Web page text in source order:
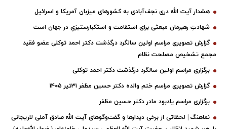
هشدار آیت الله دری نجف‌آبادی به کشورهای میزبان آمریکا و اسرائیل
شهادتِ رهبرمان مبعثی برای استقامت و استکبارستیزیِ در جهان است
گزارش تصویری مراسم اولین سالگرد درگذشت دکتر احمد توکلی عضو فقید
مجمع تشخیص مصلحت نظام
برگزاری مراسم اولین سالگرد درگذشت دکتر احمد توکلی
گزارش تصویری مراسم ختم والده دکتر حسین مظفر ۳۱تیر ۱۴۰۵
برگزاری مراسم یادبود مادر دکتر حسین مظفر
نماهنگ | لحظاتی از برخی دیدارها و گفت‌وگوهای آیت ‌الله صادق آملی لاریجانی